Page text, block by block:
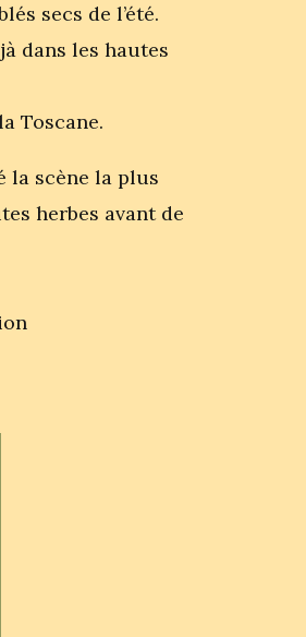
secs de l’été.
dans les hautes
Toscane.
la scène la plus
herbes avant de